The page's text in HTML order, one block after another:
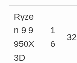
Ryze
n 9 9
950X
3D
1
6
32